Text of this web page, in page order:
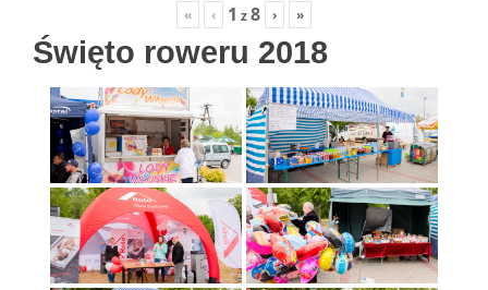
« ‹ 1 z8 › »
Święto roweru 2018